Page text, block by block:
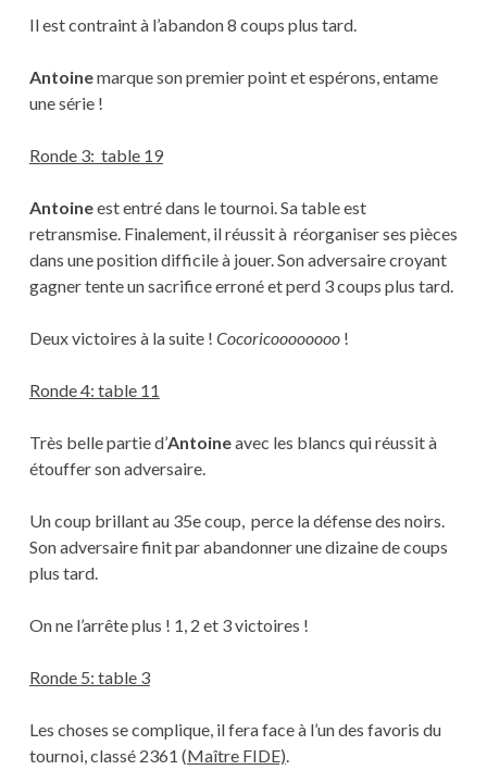
Il est contraint à l’abandon 8 coups plus tard.
Antoinemarque son premier point et espérons, entame
une série !
Ronde 3: table 19
Antoineest entré dans le tournoi. Sa table est
retransmise. Finalement, il réussit à réorganiser ses pièces
dans une position difficile à jouer. Son adversaire croyant
gagner tente un sacrifice erroné et perd 3 coups plus tard.
Deux victoires à la suite ! Cocoricoooooooo!
Ronde 4: table 11
Très belle partie d’Antoineavec les blancs qui réussit à
étouffer son adversaire.
Un coup brillant au 35e coup, perce la défense des noirs.
Son adversaire finit par abandonner une dizaine de coups
plus tard.
On ne l’arrête plus ! 1, 2 et 3 victoires !
Ronde 5: table 3
Les choses se complique, il fera face à l’un des favoris du
tournoi, classé 2361 (Maître FIDE)